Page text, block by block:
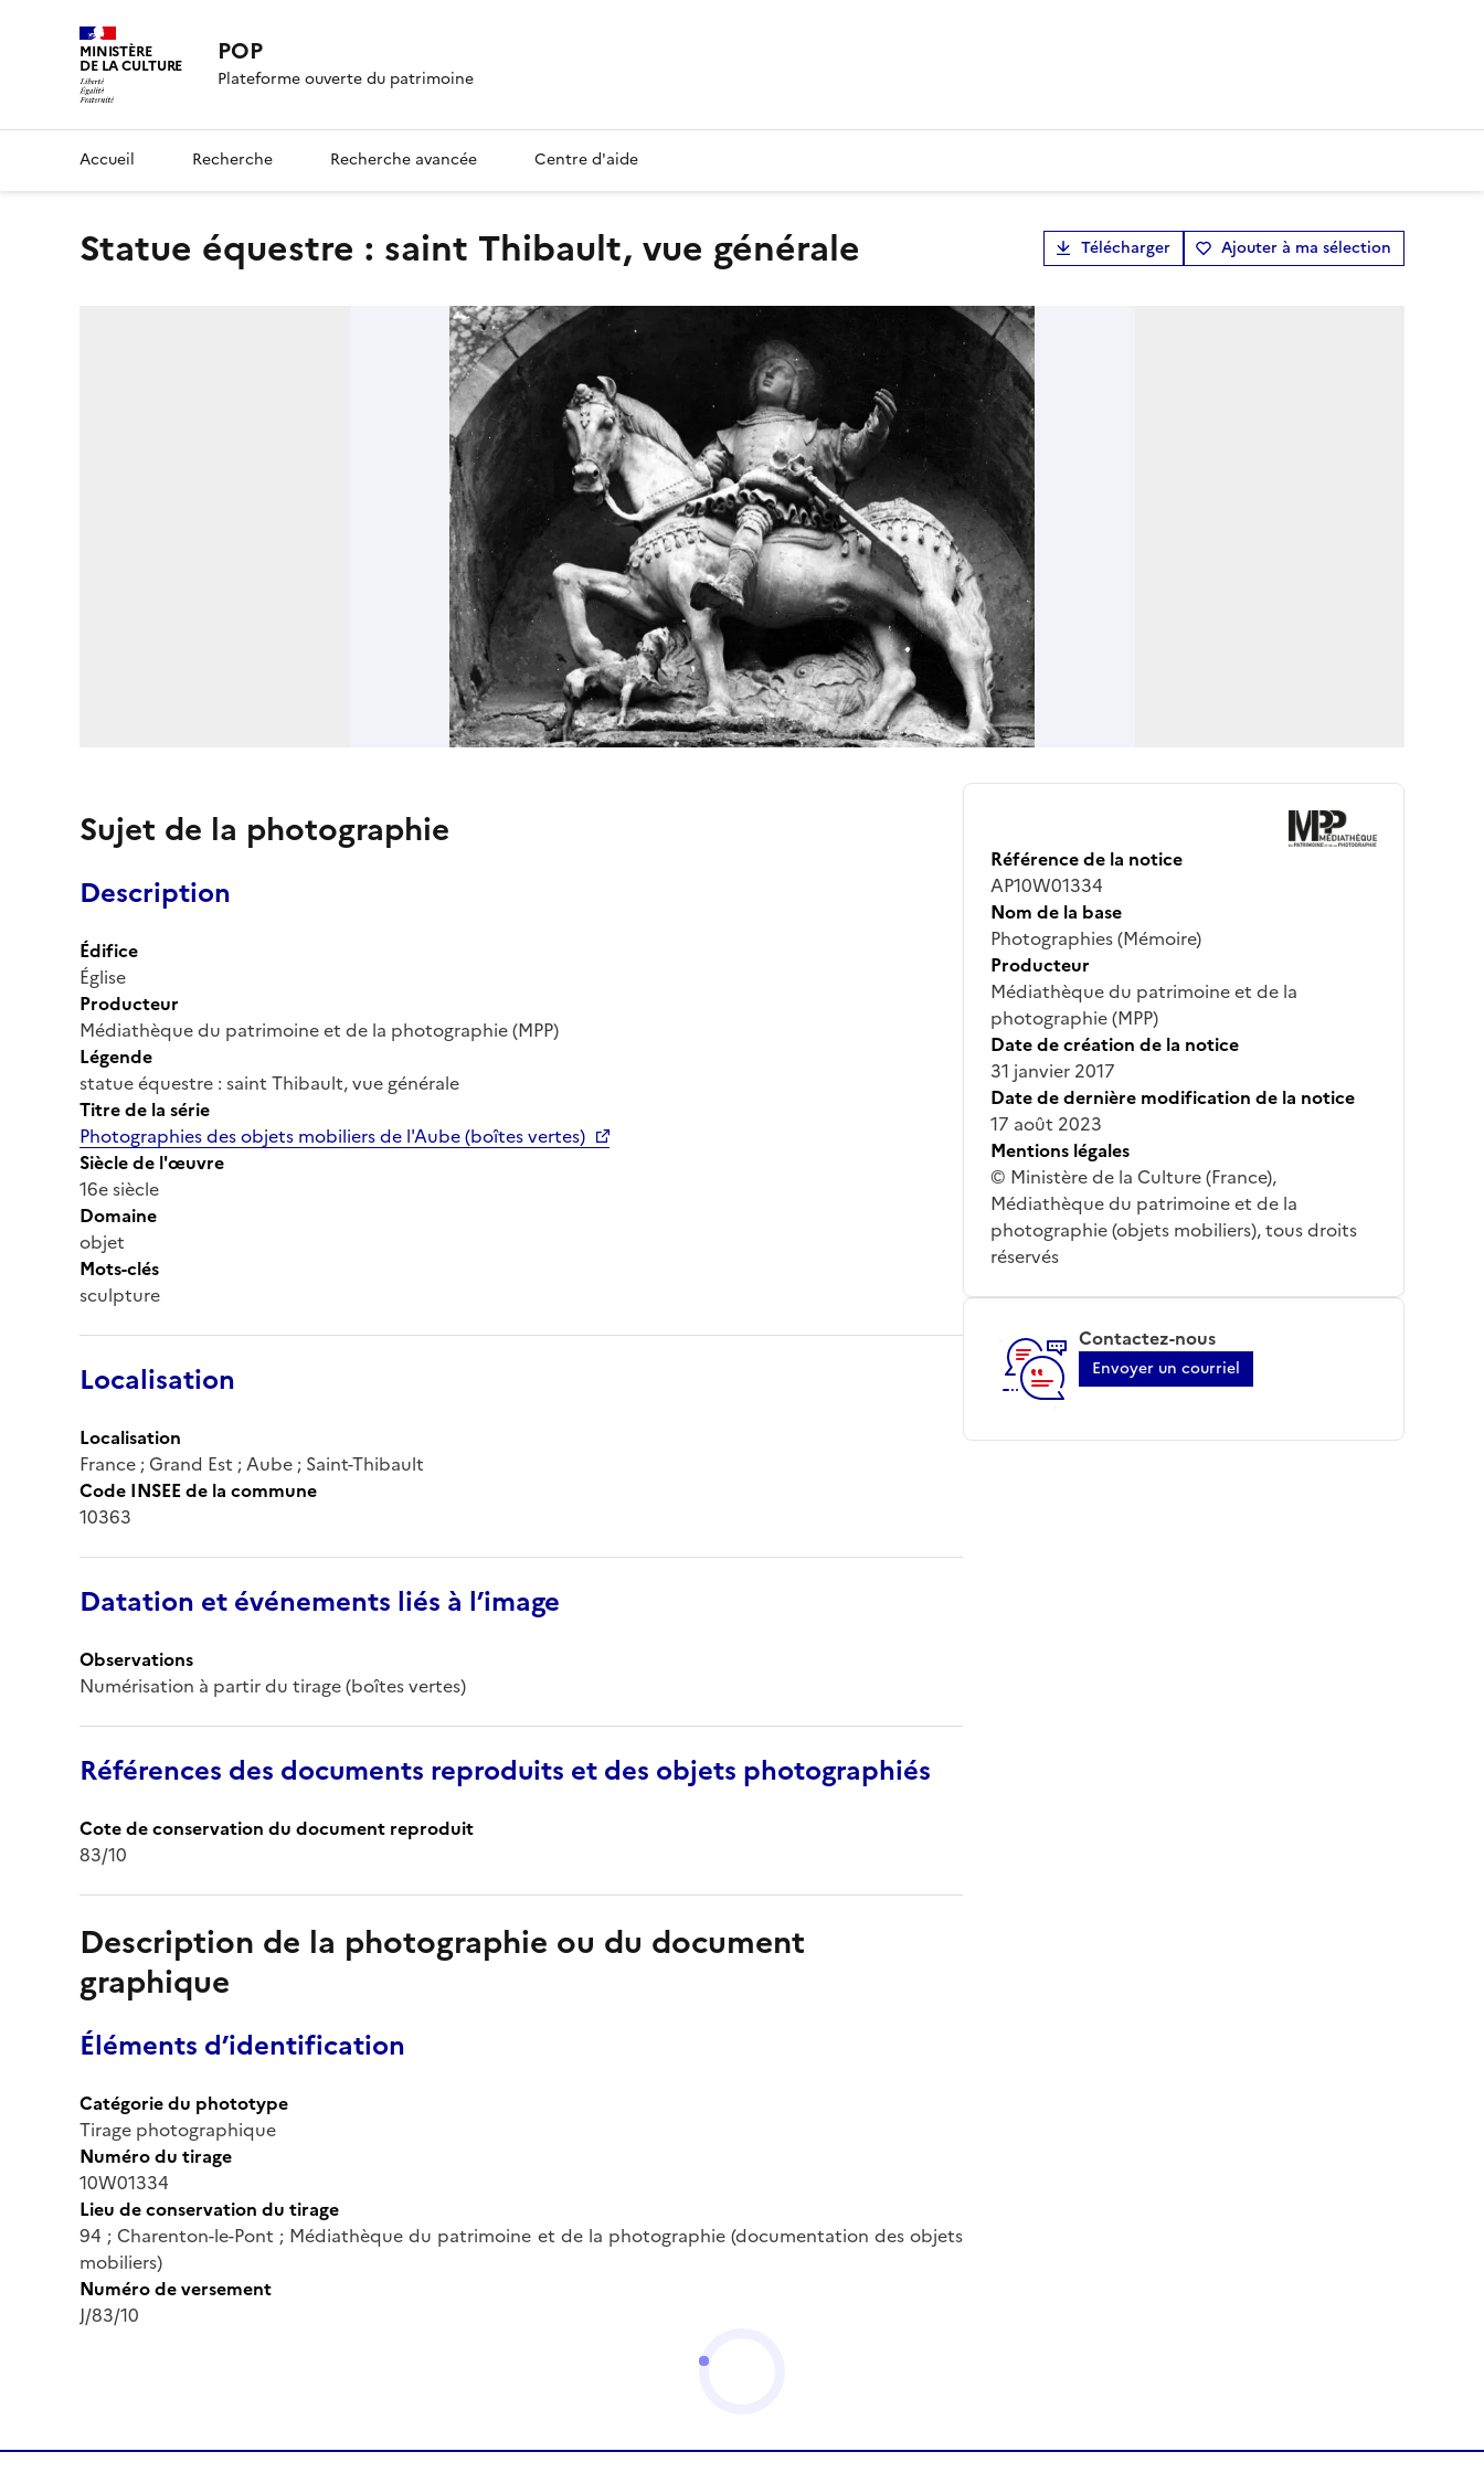
MINISTÈRE
DE LA CULTURE POP
Plateforme ouverte du patrimoine
Accueil Recherche Recherche avancée Centre d'aide
statue équestre : saint Thibault, vue générale Télécharger Ajouter à ma sélection
Sujet de la photographie
Description
Édifice
Église
Producteur
Médiathèque du patrimoine et de la photographie (MPP)
Légende
statue équestre : saint Thibault, vue générale
Titre de la série
Photographies des objets mobiliers de l'Aube (boîtes vertes)
Siècle de l'œuvre
16e siècle
Domaine
objet
Mots-clés
sculpture
Localisation
Localisation
France ; Grand Est ; Aube ; Saint-Thibault
Code INSEE de la commune
10363
Datation et événements liés à l’image
Observations
Numérisation à partir du tirage (boîtes vertes)
Références des documents reproduits et des objets photographiés
Cote de conservation du document reproduit
83/10
Description de la photographie ou du document
graphique
Éléments d’identification
Catégorie du phototype
Tirage photographique
Numéro du tirage
10W01334
Lieu de conservation du tirage
94 ; Charenton-le-Pont ; Médiathèque du patrimoine et de la photographie (documentation des objets
mobiliers)
Numéro de versement
J/83/10
Référence de la notice
AP10W01334
Nom de la base
Photographies (Mémoire)
Producteur
Médiathèque du patrimoine et de la
photographie (MPP)
Date de création de la notice
31 janvier 2017
Date de dernière modification de la notice
17 août 2023
Mentions légales
© Ministère de la Culture (France),
Médiathèque du patrimoine et de la
photographie (objets mobiliers), tous droits
réservés
Contactez-nous
Envoyer un courriel